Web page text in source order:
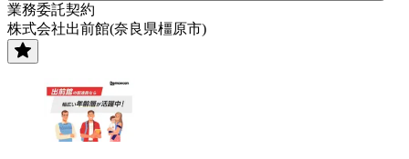
業務委託契約
株式会社出前館(奈良県橿原市)